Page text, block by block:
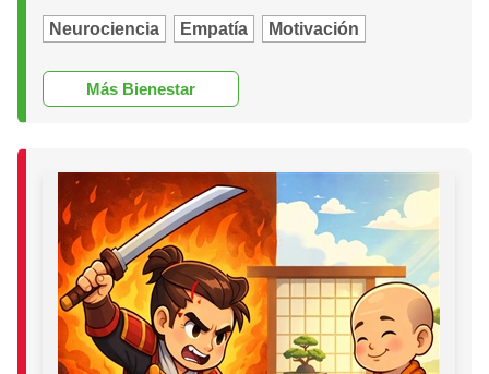
Neurociencia Empatía Motivación
Más Bienestar